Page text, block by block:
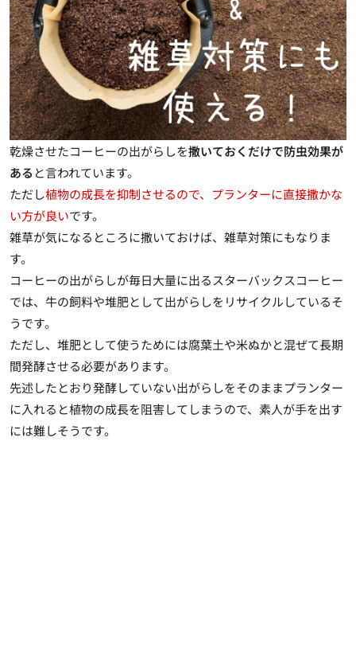
乾燥させたコーヒーの出がらしを撒いておくだけで防虫効果が
ある と言われています。
ただし植物の成長を抑制させるので、プランターに直接撒かな
い方が良いです。
雑草が気になるところに撒いておけば、雑草対策にもなりま
す。
コーヒーの出がらしが毎日大量に出るスターバックスコーヒー
では、牛の飼料や堆肥として出がらしをリサイクルしているそ
うです。
ただし、堆肥として使うためには腐葉土や米ぬかと混ぜて長期
間発酵させる必要があります。
先述したとおり発酵していない出がらしをそのままプランター
に入れると植物の成長を阻害してしまうので、素人が手を出す
には難しそうです。